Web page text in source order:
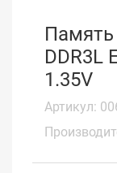
Память
DDR3L
1.35V
Артикул: